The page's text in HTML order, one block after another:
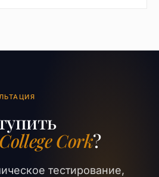
Cork?
тестирование,